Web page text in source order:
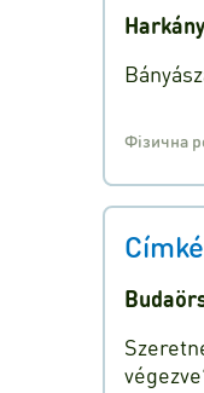
Harkány
Фізична